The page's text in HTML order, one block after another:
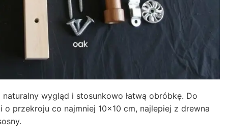
wygląd i stosunkowo łatwą obróbkę. Do
przekroju co najmniej 10×10 cm, najlepiej z drewna